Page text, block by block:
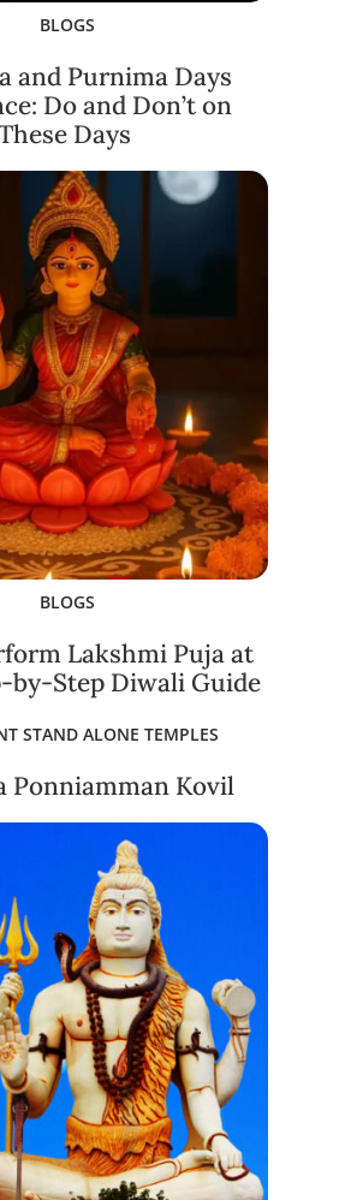
BLOGS
and Purnima Days
Do and Don’t on
Days
BLOGS
Lakshmi Puja at
by-Step Diwali Guide
STAND ALONE TEMPLES
Ponniamman Kovil